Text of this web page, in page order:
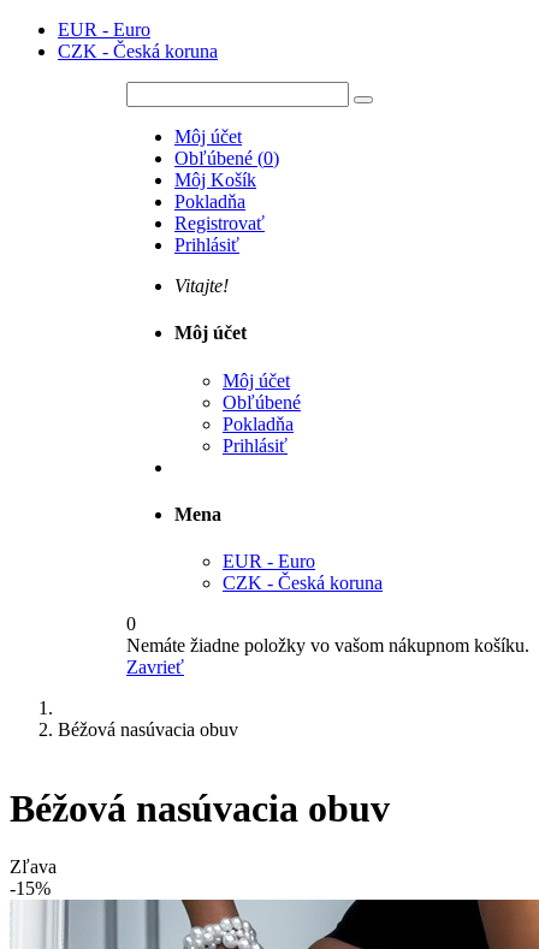
EUR - Euro
CZK - Česká koruna
Môj účet
Obľúbené (0)
Môj Košík
Pokladňa
Registrovať
Prihlásiť
Vitajte!
Môj účet
Môj účet
Obľúbené
Pokladňa
Prihlásiť
Mena
EUR - Euro
CZK - Česká koruna
0
Nemáte žiadne položky vo vašom nákupnom košíku.
Zavrieť
Béžová nasúvacia obuv
Béžová nasúvacia obuv
Zľava
-15%